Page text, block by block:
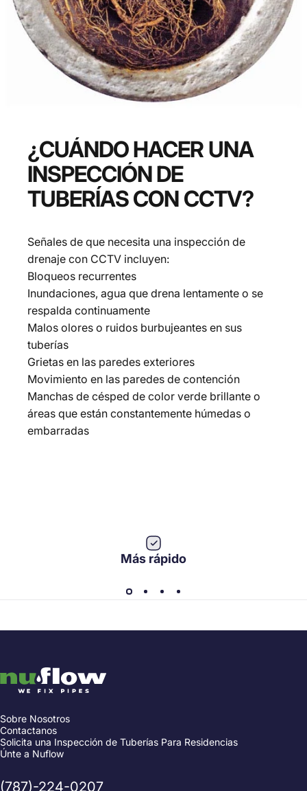
¿CUÁNDOHACER UNA
INSPECCIÓNDE
TUBERÍASCON CCTV?
Señales de que necesita una inspección de
drenaje con CCTV incluyen:
Bloqueos recurrentes
Inundaciones, agua que drena lentamente o se
respalda continuamente
Malos olores o ruidos burbujeantes en sus
tuberías
Grietas en las paredes exteriores
Movimiento en las paredes de contención
Manchas de césped de color verde brillante o
áreas que están constantemente húmedas o
embarradas
Más rápido
Nuflow Caribbean
Sobre Nosotros
Contactanos
Solicita una Inspección de Tuberías Para Residencias
Únte a Nuflow
(787)-224-0207